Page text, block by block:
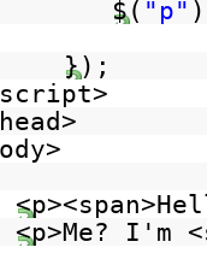
$( "p"
});
<p>Me? I'm